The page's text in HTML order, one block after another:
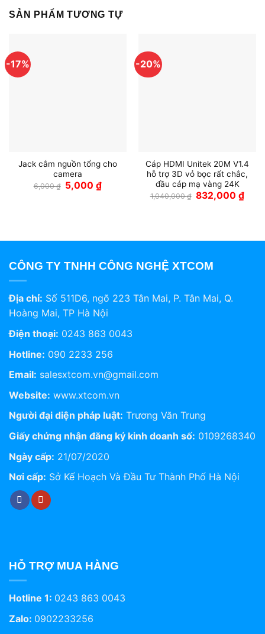
SẢN PHẨM TƯƠNG TỰ
-17%
Jack cắm nguồn tổng cho
camera
6,000₫ Giá
gốc
5,000₫Giá
-20%
Cáp HDMI Unitek 20M V1.4
hỗ trợ 3D vỏ bọc rất chắc,
đầu cáp mạ vàng 24K
1,040,000₫ Giá
gốc
832,000₫Giá
CÔNG TY TNHH CÔNG NGHỆ XTCOM
Địa chỉ: Số 511D6, ngõ 223 Tân Mai, P. Tân Mai, Q.
Hoàng Mai, TP Hà Nội
Điện thoại: 0243 863 0043
Hotline: 090 2233 256
Email: salesxtcom.vn@gmail.com
Website: www.xtcom.vn
Người đại diện pháp luật: Trương Văn Trung
Giấy chứng nhận đăng ký kinh doanh số: 0109268340
Ngày cấp: 21/07/2020
Nơi cấp: Sở Kế Hoạch Và Đầu Tư Thành Phố Hà Nội
HỖ TRỢ MUA HÀNG
Hotline 1: 0243 863 0043
Zalo: 0902233256